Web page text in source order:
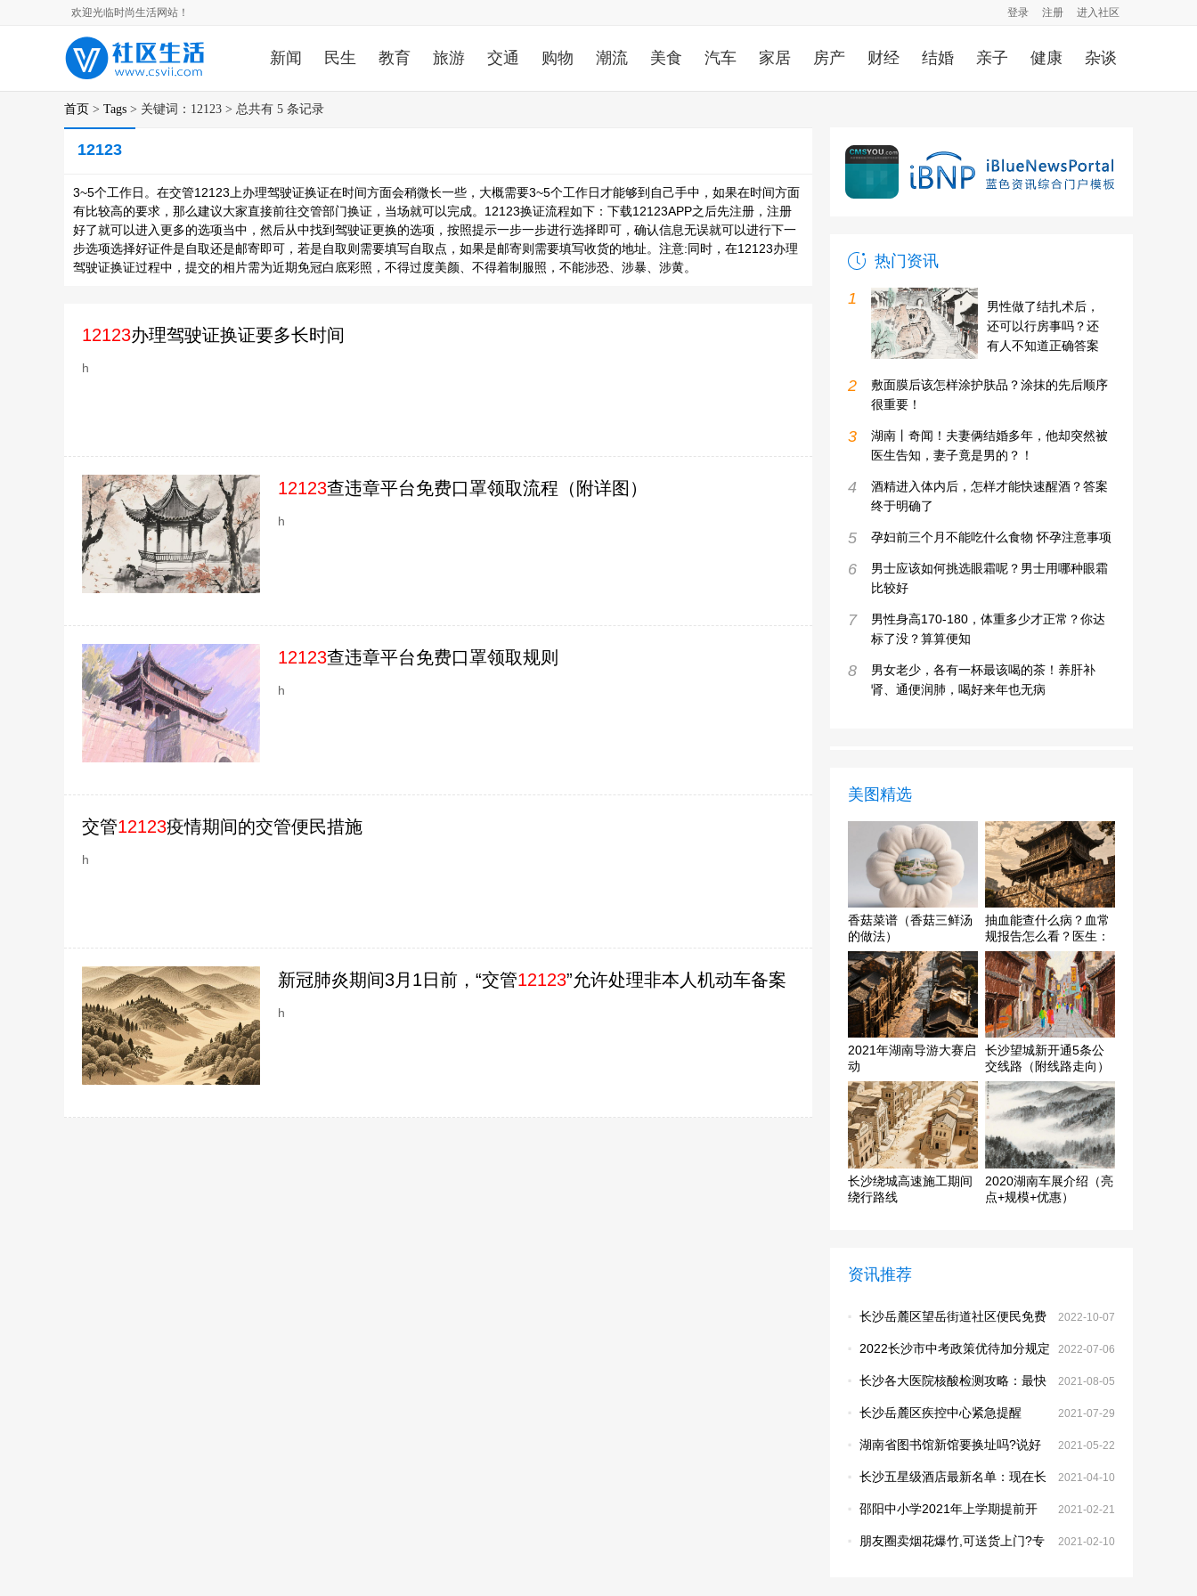
欢迎光临时尚生活网站！ 登录 注册 进入社区
新闻 民生 教育 旅游 交通 购物 潮流 美食 汽车 家居 房产 财经 结婚 亲子 健康 杂谈
首页 > Tags > 关键词：12123 > 总共有 5 条记录
12123
3~5个工作日。在交管12123上办理驾驶证换证在时间方面会稍微长一些，大概需要3~5个工作日才能够到自己手中，如果在时间方面
有比较高的要求，那么建议大家直接前往交管部门换证，当场就可以完成。12123换证流程如下：下载12123APP之后先注册，注册
好了就可以进入更多的选项当中，然后从中找到驾驶证更换的选项，按照提示一步一步进行选择即可，确认信息无误就可以进行下一
步选项选择好证件是自取还是邮寄即可，若是自取则需要填写自取点，如果是邮寄则需要填写收货的地址。注意:同时，在12123办理
驾驶证换证过程中，提交的相片需为近期免冠白底彩照，不得过度美颜、不得着制服照，不能涉恐、涉暴、涉黄。
12123办理驾驶证换证要多长时间
h
12123查违章平台免费口罩领取流程（附详图）
h
12123查违章平台免费口罩领取规则
h
交管12123疫情期间的交管便民措施
h
新冠肺炎期间3月1日前，“交管12123”允许处理非本人机动车备案
前发生的交通违法行为
h
热门资讯
1
男性做了结扎术后，
还可以行房事吗？还
有人不知道正确答案
2
敷面膜后该怎样涂护肤品？涂抹的先后顺序
很重要！
3
湖南丨奇闻！夫妻俩结婚多年，他却突然被
医生告知，妻子竟是男的？！
4
酒精进入体内后，怎样才能快速醒酒？答案
终于明确了
5 孕妇前三个月不能吃什么食物 怀孕注意事项
6
男士应该如何挑选眼霜呢？男士用哪种眼霜
比较好
7
男性身高170-180，体重多少才正常？你达
标了没？算算便知
8
男女老少，各有一杯最该喝的茶！养肝补
肾、通便润肺，喝好来年也无病
美图精选
香菇菜谱（香菇三鲜汤
的做法）
抽血能查什么病？血常
规报告怎么看？医生：
这3个指标重点关注
2021年湖南导游大赛启
动
长沙望城新开通5条公
交线路（附线路走向）
长沙绕城高速施工期间
绕行路线
2020湖南车展介绍（亮
点+规模+优惠）
资讯推荐
2022-10-07
长沙岳麓区望岳街道社区便民免费
核酸采样点
·
2022-07-06
2022长沙市中考政策优待加分规定
·
2021-08-05
长沙各大医院核酸检测攻略：最快
4个小时出结果
·
2021-07-29
长沙岳麓区疾控中心紧急提醒
·
2021-05-22
湖南省图书馆新馆要换址吗?说好
的梅溪湖怎么改为暮云了？
·
2021-04-10
长沙五星级酒店最新名单：现在长
沙有哪些五星级酒店
·
2021-02-21
邵阳中小学2021年上学期提前开
学：邵阳市关于调整全市中小学开
·
2021-02-10
朋友圈卖烟花爆竹,可送货上门?专
·